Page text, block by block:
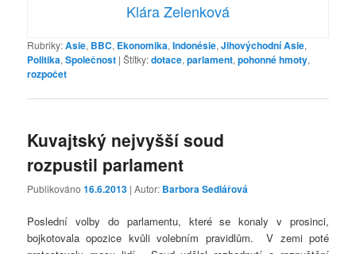
Klára Zelenková
Rubriky:Asie, BBC, Ekonomika,Indonésie,Jihovýchodní Asie,
Politika,Společnost |Štítky:dotace,parlament,pohonné hmoty,
rozpočet
Kuvajtský nejvyšší soud
rozpustil parlament
Publikováno16.6.2013 | Autor: Barbora Sedlářová
Poslední volby do parlamentu, které se konaly v prosinci,
bojkotovala opozice kvůli volebním pravidlům. V zemi poté